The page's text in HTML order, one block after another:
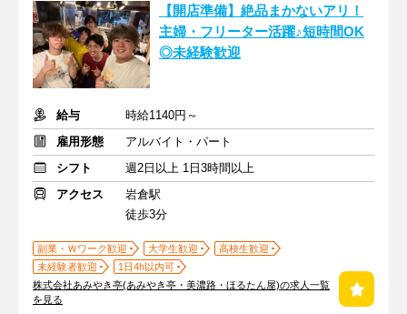
【開店準備】絶品まかないアリ！
主婦・フリーター活躍♪短時間OK
◎未経験歓迎
給与
時給1140円～
雇用形態
アルバイト・パート
シフト
週2日以上 1日3時間以上
アクセス
岩倉駅
徒歩3分
副業・Ｗワーク歓迎 大学生歓迎
高校生歓迎
未経験者歓迎
1日4h以内可
株式会社あみやき亭(あみやき亭・美濃路・ほるたん屋)の求人一覧
を見る